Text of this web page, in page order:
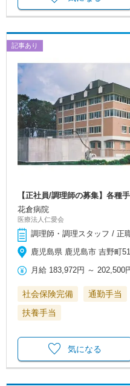
記事あり
【正社員/調理師の募集】各種
花倉病院
医療法人仁愛会
調理師・調理スタッフ / 正
鹿児島県 鹿児島市 吉野町
月給 183,972円 ～202,500
社会保険完備 通勤手当
扶養手当
気になる